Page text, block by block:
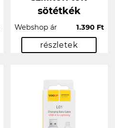
sötétkék
Webshop ár 1.390 Ft
részletek